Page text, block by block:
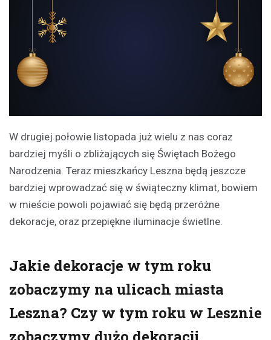
W drugiej połowie listopada już wielu z nas coraz
bardziej myśli o zbliżających się Świętach Bożego
Narodzenia. Teraz mieszkańcy Leszna będą jeszcze
bardziej wprowadzać się w świąteczny klimat, bowiem
w mieście powoli pojawiać się będą przeróżne
dekoracje, oraz przepiękne iluminacje świetlne.
Jakie dekoracje w tym roku
zobaczymy na ulicach miasta
Leszna? Czy w tym roku w Lesznie